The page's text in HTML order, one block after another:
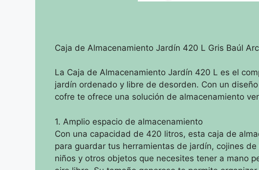
Caja de Almacenamiento Jardín 420 L Gris Baúl
La Caja de Almacenamiento Jardín 420 L es el
jardín ordenado y libre de desorden. Con un
cofre te ofrece una solución de almacenamiento
1. Amplio espacio de almacenamiento
Con una capacidad de 420 litros, esta caja de
para guardar tus herramientas de jardín, cojines
niños y otros objetos que necesites tener a mano